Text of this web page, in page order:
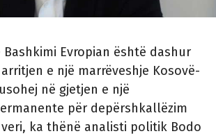
Bashkimi Evropian është dashur
e një marrëveshje Kosovë-
në gjetjen e një
për depërshkallëzim
ka thënë analisti politik Bodo